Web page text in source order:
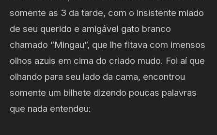
somente as 3 da tarde, com o insistente miado
de seu querido e amigável gato branco
chamado ”Mingau”, que lhe fitava com imensos
olhos azuis em cima do criado mudo. Foi aí que
olhando para seu lado da cama, encontrou
somente um bilhete dizendo poucas palavras
que nada entendeu: